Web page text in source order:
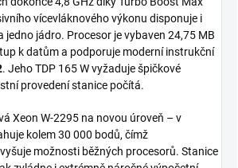
vícevláknového výkonu disponuje i
jedno jádro. Procesor je vybaven 24,75 MB
k datům a podporuje moderní instrukční
. Jeho TDP 165 W vyžaduje špičkové
provedení stanice počítá.
Xeon W-2295 na novou úroveň – v
kolem 30 000 bodů, čímž
možnosti běžných procesorů. Stanice